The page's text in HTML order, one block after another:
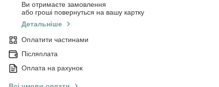
Ви отримаєте замовлення
або гроші повернуться на вашу картку
Детальніше
Оплатити частинами
Післяплата
Оплата на рахунок